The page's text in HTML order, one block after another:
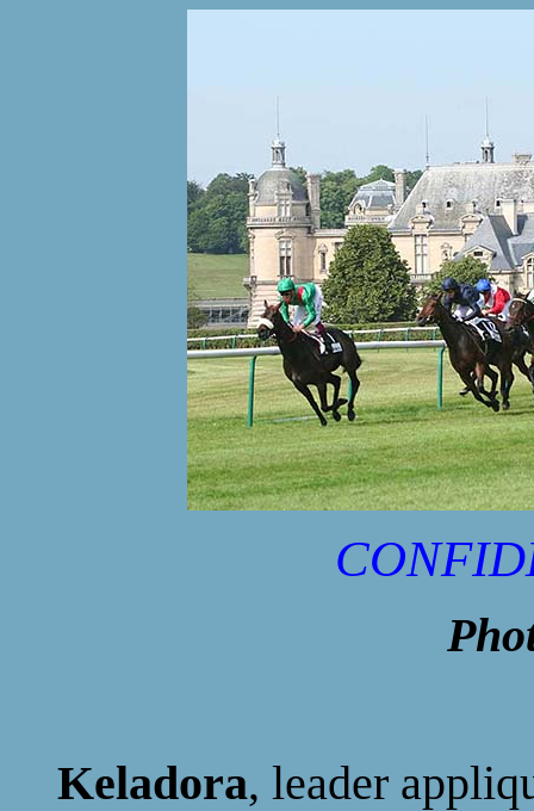
Keladora, leader